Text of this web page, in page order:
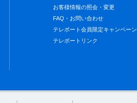
お客様情報の照会・変更
FAQ・お問い合わせ
テレボート会員限定キャンペーン
テレボートリンク